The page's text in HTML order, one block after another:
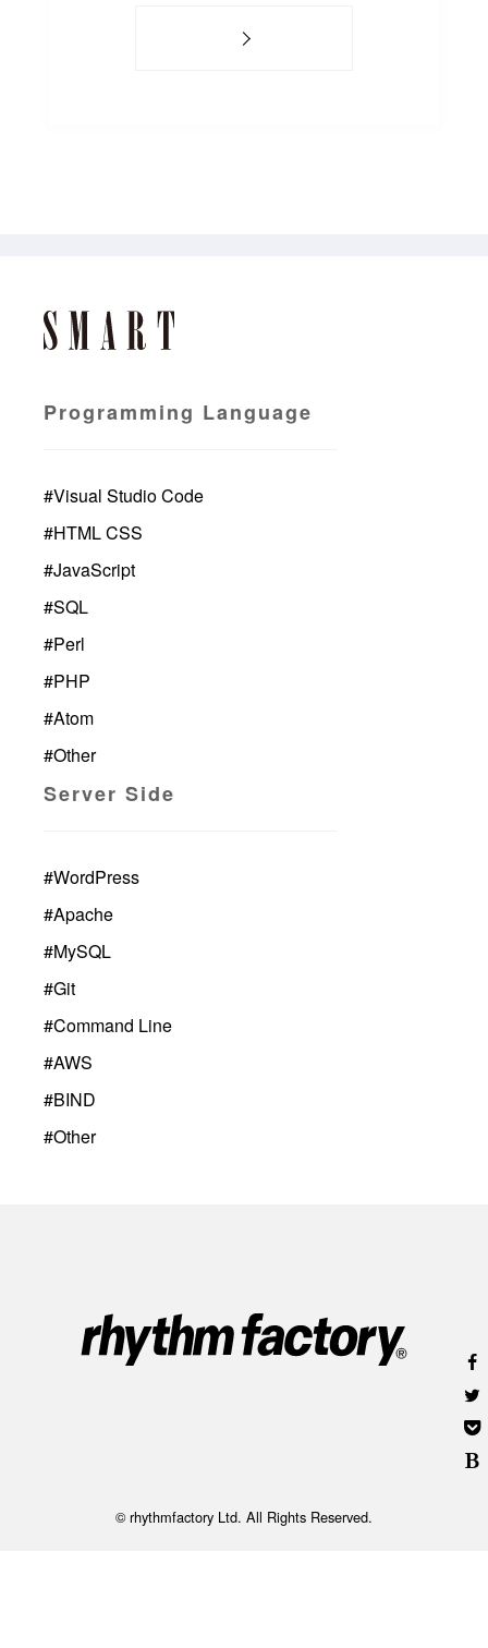
Programming Language
#Visual Studio Code
#HTML CSS
#JavaScript
#SQL
#Perl
#PHP
#Atom
#Other
Server Side
#WordPress
#Apache
#MySQL
#Git
#Command Line
#AWS
#BIND
#Other
© rhythmfactory Ltd. All Rights Reserved.